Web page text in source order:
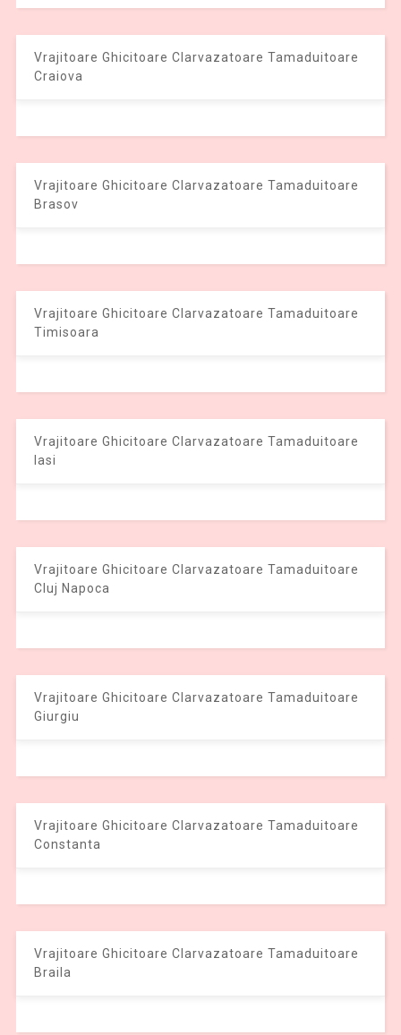
Vrajitoare Ghicitoare Clarvazatoare Tamaduitoare
Craiova
Vrajitoare Ghicitoare Clarvazatoare Tamaduitoare
Brasov
Vrajitoare Ghicitoare Clarvazatoare Tamaduitoare
Timisoara
Vrajitoare Ghicitoare Clarvazatoare Tamaduitoare
Iasi
Vrajitoare Ghicitoare Clarvazatoare Tamaduitoare
Cluj Napoca
Vrajitoare Ghicitoare Clarvazatoare Tamaduitoare
Giurgiu
Vrajitoare Ghicitoare Clarvazatoare Tamaduitoare
Constanta
Vrajitoare Ghicitoare Clarvazatoare Tamaduitoare
Braila